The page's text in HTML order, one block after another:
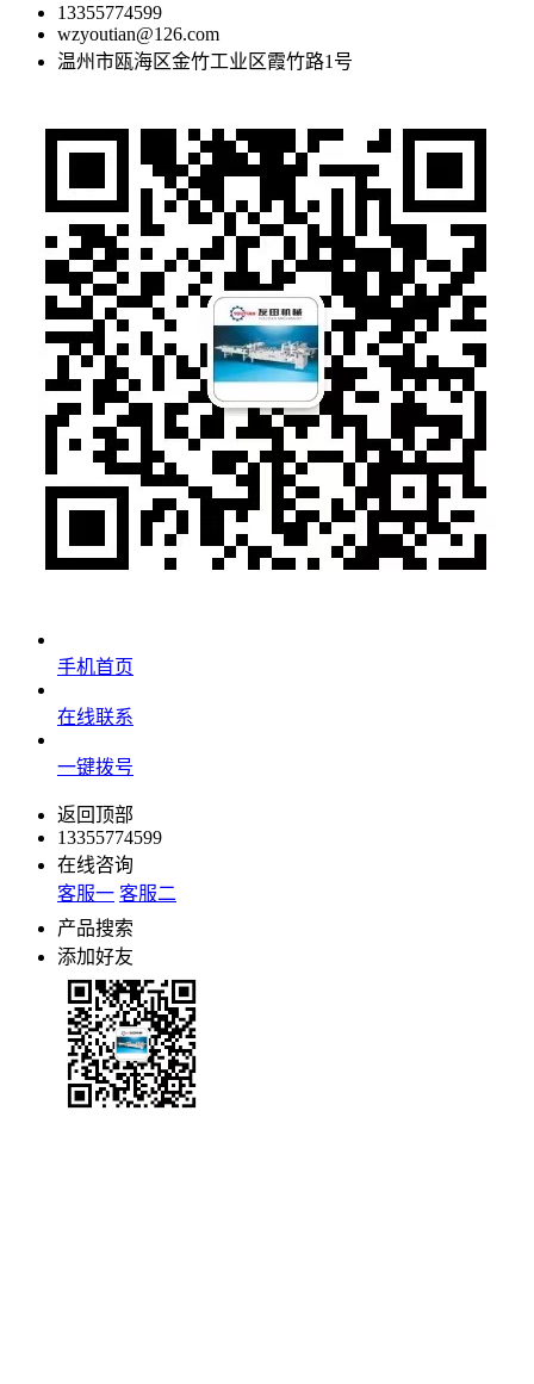
13355774599
wzyoutian@126.com
温州市瓯海区金竹工业区霞竹路1号
手机首页
在线联系
一键拨号
返回顶部
13355774599
在线咨询
客服一 客服二
产品搜索
添加好友